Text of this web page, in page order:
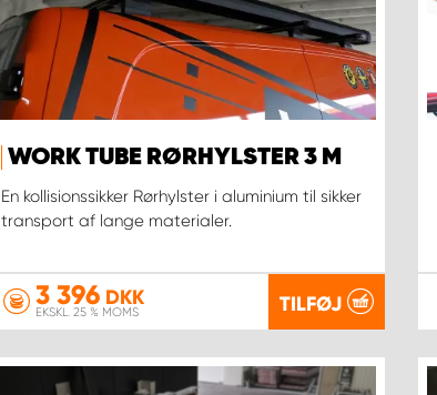
WORK TUBE RØRHYLSTER 3 M
En kollisionssikker Rørhylster i aluminium til sikker
transport af lange materialer.
3 396DKK
EKSKL. 25 % MOMS TILFØJ